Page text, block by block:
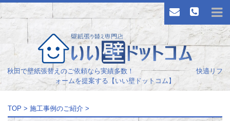
秋田で壁紙張替えのご依頼なら実績多数！ 快適リフ
ォームを提案する【いい壁ドットコム】
TOP > 施工事例のご紹介 >